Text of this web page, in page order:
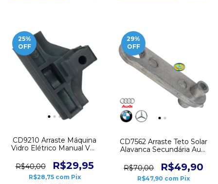
25%
OFF
CD9210 Arraste Máquina
Vidro Elétrico Manual VW
Trava Cabo
R$40,00 R$29,95
R$28,75 com Pix
29%
OFF
CD7562 Arraste Teto Solar
Alavanca Secundária Audi
R$70,00
R$49,90
R$47,90 com Pix